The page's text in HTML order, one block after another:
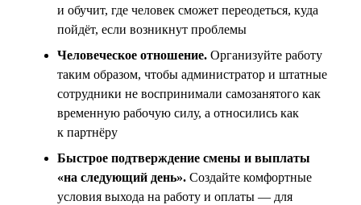
и обучит, где человек сможет переодеться, куда
пойдёт, если возникнут проблемы
Человеческое отношение. Организуйте работу
таким образом, чтобы администратор и штатные
сотрудники не воспринимали самозанятого как
временную рабочую силу, а относились как
к партнёру
Быстрое подтверждение смены и выплаты
«на следующий день». Создайте комфортные
условия выхода на работу и оплаты — для